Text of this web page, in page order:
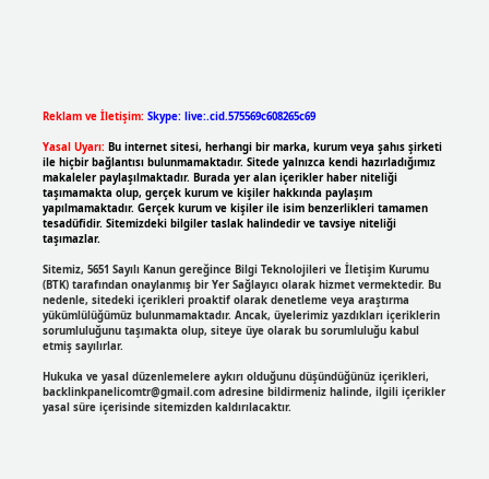
Reklam ve İletişim: Skype: live:.cid.575569c608265c69
Yasal Uyarı: Bu internet sitesi, herhangi bir marka, kurum veya şahıs şirketi
ile hiçbir bağlantısı bulunmamaktadır. Sitede yalnızca kendi hazırladığımız
makaleler paylaşılmaktadır. Burada yer alan içerikler haber niteliği
taşımamakta olup, gerçek kurum ve kişiler hakkında paylaşım
yapılmamaktadır. Gerçek kurum ve kişiler ile isim benzerlikleri tamamen
tesadüfidir. Sitemizdeki bilgiler taslak halindedir ve tavsiye niteliği
taşımazlar.
Sitemiz, 5651 Sayılı Kanun gereğince Bilgi Teknolojileri ve İletişim Kurumu
(BTK) tarafından onaylanmış bir Yer Sağlayıcı olarak hizmet vermektedir. Bu
nedenle, sitedeki içerikleri proaktif olarak denetleme veya araştırma
yükümlülüğümüz bulunmamaktadır. Ancak, üyelerimiz yazdıkları içeriklerin
sorumluluğunu taşımakta olup, siteye üye olarak bu sorumluluğu kabul
etmiş sayılırlar.
Hukuka ve yasal düzenlemelere aykırı olduğunu düşündüğünüz içerikleri,
backlinkpanelicomtr@gmail.comadresine bildirmeniz halinde, ilgili içerikler
yasal süre içerisinde sitemizden kaldırılacaktır.